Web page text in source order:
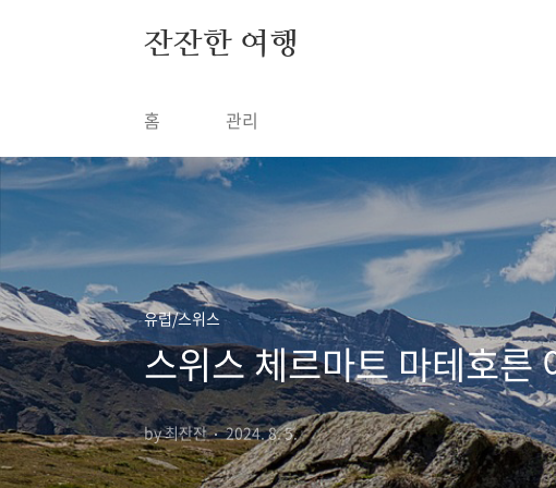
잔잔한 여행
홈 관리
유럽/스위스
스위스 체르마트 마테호른
by 최잔잔 2024. 8. 5.